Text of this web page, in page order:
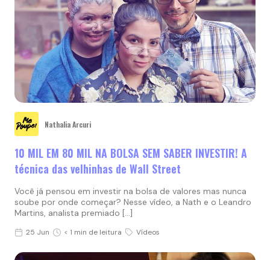
Nathalia Arcuri
10 MIL EM 80 MIL NA BOLSA SEM SABER INVESTIR! A
técnica das velhinhas de Wall Street
Você já pensou em investir na bolsa de valores mas nunca
soube por onde começar? Nesse vídeo, a Nath e o Leandro
Martins, analista premiado […]
25 Jun < 1 min de leitura Vídeos